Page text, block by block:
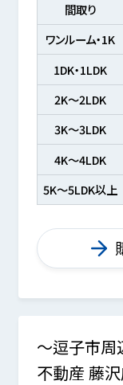
間取り
ワンルーム・1K
1DK・1LDK
2K～2LDK
3K～3LDK
4K～4LDK
5K～5LDK以上
～逗子市周
不動産 藤